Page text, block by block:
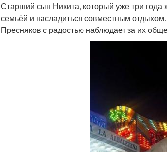
Старший сын Никита, который уже три
семьёй и насладиться совместным
Пресняков с радостью наблюдает за их